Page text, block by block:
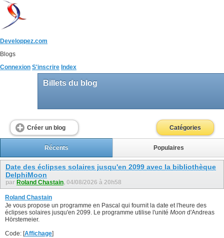
Developpez.com
Blogs
Connexion S'inscrire Index
Billets du blog
Créer un blog Catégories
Récents Populaires
Date des éclipses solaires jusqu'en 2099 avec la bibliothèque
DelphiMoon
par Roland Chastain, 04/08/2026 à 20h58
Roland Chastain
Je vous propose un programme en Pascal qui fournit la date et l'heure des
éclipses solaires jusqu'en 2099. Le programme utilise l'unité Moon d'Andreas
Hörstemeier.
Code: [Affichage]